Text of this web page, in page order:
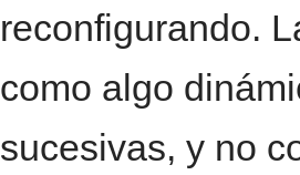
reconfigurando.
como algo
sucesivas, y no